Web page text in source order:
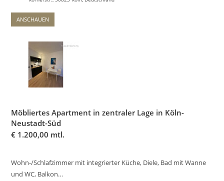
ANSCHAUEN
Möbliertes Apartment in zentraler Lage in Köln-
Neustadt-Süd
€ 1.200,00 mtl.
Wohn-/Schlafzimmer mit integrierter Küche, Diele, Bad mit Wanne
und WC, Balkon…